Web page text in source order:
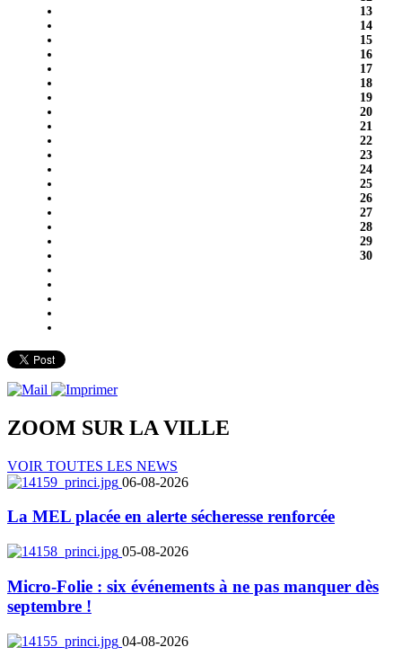
13
14
15
16
17
18
19
20
21
22
23
24
25
26
27
28
29
30
ZOOM SUR LA VILLE
VOIR TOUTES LES NEWS
06-08-2026
La MEL placée en alerte sécheresse renforcée
05-08-2026
Micro-Folie : six événements à ne pas manquer dès
septembre !
04-08-2026